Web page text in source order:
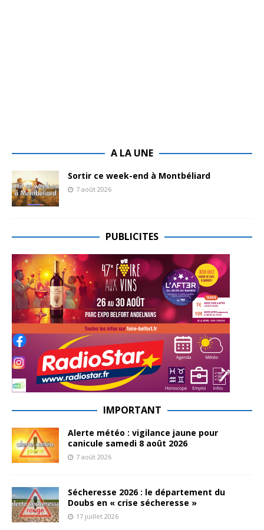
A LA UNE
Sortir ce week-end à Montbéliard
7 août 2026
PUBLICITES
IMPORTANT
Alerte météo : vigilance jaune pour
canicule samedi 8 août 2026
7 août 2026
Sécheresse 2026 : le département du
Doubs en « crise sécheresse »
17 juillet 2026